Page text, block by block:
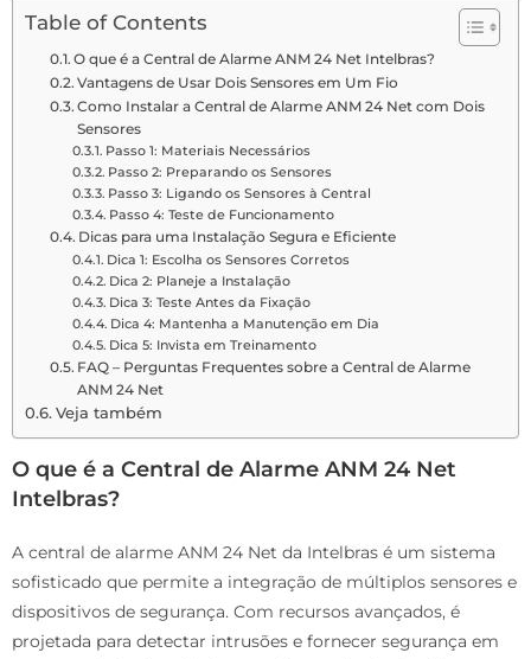
Table of Contents
O que é a Central de Alarme ANM 24 Net Intelbras?
Vantagens de Usar Dois Sensores em Um Fio
Como Instalar a Central de Alarme ANM 24 Net com Dois
Sensores
Passo 1: Materiais Necessários
Passo 2: Preparando os Sensores
Passo 3: Ligando os Sensores à Central
Passo 4: Teste de Funcionamento
Dicas para uma Instalação Segura e Eficiente
Dica 1: Escolha os Sensores Corretos
Dica 2: Planeje a Instalação
Dica 3: Teste Antes da Fixação
Dica 4: Mantenha a Manutenção em Dia
Dica 5: Invista em Treinamento
FAQ – Perguntas Frequentes sobre a Central de Alarme
ANM 24 Net
Veja também
O que é a Central de Alarme ANM 24 Net
Intelbras?
A central de alarme ANM 24 Net da Intelbras é um sistema
sofisticado que permite a integração de múltiplos sensores e
dispositivos de segurança. Com recursos avançados, é
projetada para detectar intrusões e fornecer segurança em